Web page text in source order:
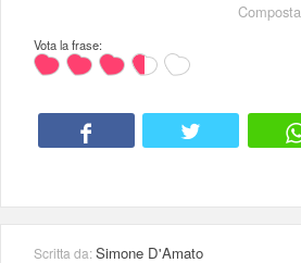
Vota la frase:
Scritta da:Simone D'Amato